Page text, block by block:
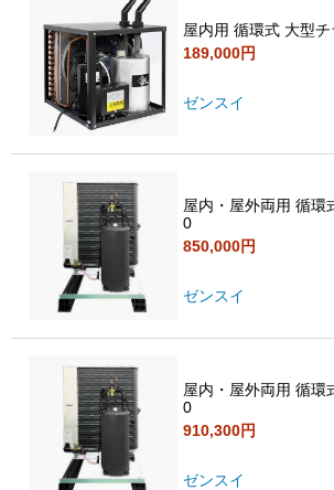
屋内用 循環式 大型
189,000円
ゼンスイ
屋内・屋外両用 循環
0
850,000円
ゼンスイ
屋内・屋外両用 循環
0
910,300円
ゼンスイ